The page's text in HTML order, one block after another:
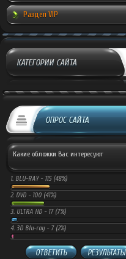
Раздел VIP
КАТЕГОРИИ САЙТА
ОПРОС САЙТА
Какие обложки Вас интересуют
1. BLU-RAY - 115 (48%)
2. DVD - 100 (41%)
3. ULTRA HD - 17 (7%)
4. 3D Blu-ray - 7 (2%)
ОТВЕТИТЬ РЕЗУЛЬТАТЫ